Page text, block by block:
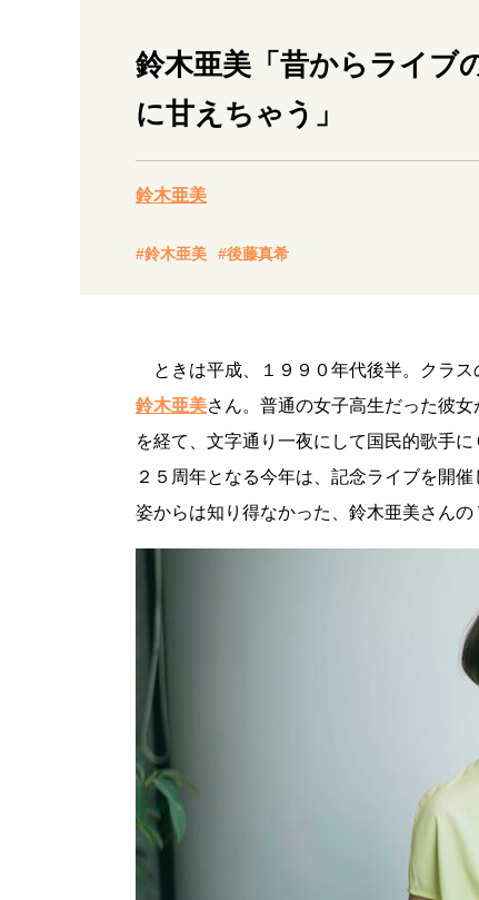
社会・カルチャー・マネー
鈴木亜美「昔からライブ
に甘えちゃう」
鈴木亜美
#鈴木亜美 #後藤真希
ときは平成、１９９０年代後半。クラス
鈴木亜美さん。普通の女子高生だった彼
を経て、文字通り一夜にして国民的歌手
２５周年となる今年は、記念ライブを開
姿からは知り得なかった、鈴木亜美さん